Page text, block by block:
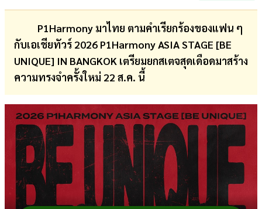
P1Harmony มาไทย ตามคำเรียกร้องของแฟน ๆ
กับเอเชียทัวร์ 2026 P1Harmony ASIA STAGE [BE
UNIQUE] IN BANGKOK เตรียมยกสเตจสุดเดือดมาสร้าง
ความทรงจำครั้งใหม่ 22 ส.ค. นี้
ตรวจ
ผล
บอล
สด
การ
เงิน
การ
ศึกษา
บันเทิง